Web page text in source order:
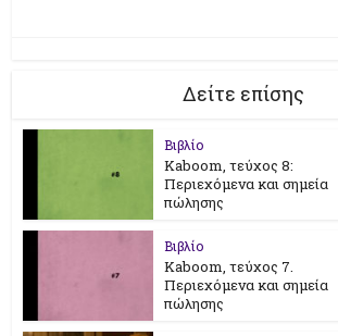
Δείτε επίσης
Βιβλίο
Kaboom, τεύχος 8:
Περιεχόμενα και σημεία
πώλησης
Βιβλίο
Kaboom, τεύχος 7.
Περιεχόμενα και σημεία
πώλησης